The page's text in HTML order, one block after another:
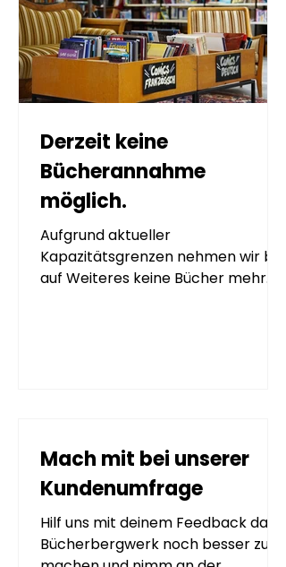
Derzeit keine
Bücherannahme
möglich.
Aufgrund aktueller
Kapazitätsgrenzen nehmen wir bis
auf Weiteres keine Bücher mehr
Mach mit bei unserer
Kundenumfrage
Hilf uns mit deinem Feedback das
Bücherbergwerk noch besser zu